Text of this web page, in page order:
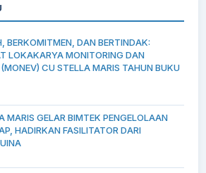
BERKOMITMEN, DAN BERTINDAK:
LOKAKARYA MONITORING DAN
CU STELLA MARIS TAHUN BUKU
MARIS GELAR BIMTEK PENGELOLAAN
HADIRKAN FASILITATOR DARI